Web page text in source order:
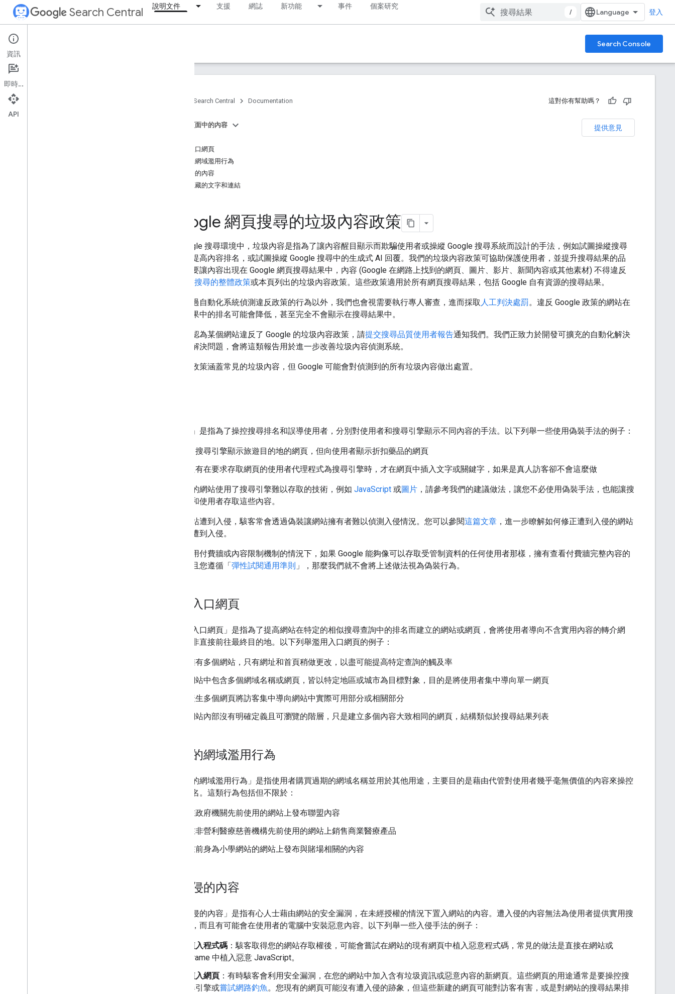
Search Central 說明文件 支援 網誌 新功能 事件 個案研究
/ 登入
Documentation Search Console
簡介
Search Central Documentation 這對你有幫助嗎？
提供意見
這個頁面中的內容
濫用入口網頁
過期的網域濫用行為
遭入侵的內容
濫用隱藏的文字和連結
Google 網頁搜尋的垃圾內容政策
在 Google 搜尋環境中，垃圾內容是指為了讓內容醒目顯示而欺騙使用者或操縱 Google 搜尋系統而設計的手法，例如試圖操縱搜尋
系統以提高內容排名，或試圖操縱 Google 搜尋中的生成式 AI 回覆。我們的垃圾內容政策可協助保護使用者，並提升搜尋結果的品
質。如要讓內容出現在 Google 網頁搜尋結果中，內容 (Google 在網路上找到的網頁、圖片、影片、新聞內容或其他素材) 不得違反
Google 搜尋的整體政策或本頁列出的垃圾內容政策。這些政策適用於所有網頁搜尋結果，包括 Google 自有資源的搜尋結果。
除了透過自動化系統偵測違反政策的行為以外，我們也會視需要執行專人審查，進而採取 人工判決處罰。違反 Google 政策的網站在
搜尋結果中的排名可能會降低，甚至完全不會顯示在搜尋結果中。
如果您認為某個網站違反了 Google 的垃圾內容政策，請提交搜尋品質使用者報告通知我們。我們正致力於開發可擴充的自動化解決
方案來解決問題，會將這類報告用於進一步改善垃圾內容偵測系統。
我們的政策涵蓋常見的垃圾內容，但 Google 可能會對偵測到的所有垃圾內容做出處置。
「偽裝」是指為了操控搜尋排名和誤導使用者，分別對使用者和搜尋引擎顯示不同內容的手法。以下列舉一些使用偽裝手法的例子：
向搜尋引擎顯示旅遊目的地的網頁，但向使用者顯示折扣藥品的網頁
只有在要求存取網頁的使用者代理程式為搜尋引擎時，才在網頁中插入文字或關鍵字，如果是真人訪客卻不會這麼做
如果您的網站使用了搜尋引擎難以存取的技術，例如 JavaScript 或圖片 ，請參考我們的建議做法，讓您不必使用偽裝手法，也能讓搜
尋引擎和使用者存取這些內容。
如果網站遭到入侵，駭客常會透過偽裝讓網站擁有者難以偵測入侵情況。您可以參閱這篇文章 ，進一步瞭解如何修正遭到入侵的網站
和避免遭到入侵。
在您採用付費牆或內容限制機制的情況下，如果 Google 能夠像可以存取受管制資料的任何使用者那樣，擁有查看付費牆完整內容的
權限，且您遵循「彈性試閱通用準則 」，那麼我們就不會將上述做法視為偽裝行為。
濫用入口網頁
「濫用入口網頁」是指為了提高網站在特定的相似搜尋查詢中的排名而建立的網站或網頁，會將使用者導向不含實用內容的轉介網
頁，而非直接前往最終目的地。以下列舉濫用入口網頁的例子：
擁有多個網站，只有網址和首頁稍做更改，以盡可能提高特定查詢的觸及率
網站中包含多個網域名稱或網頁，皆以特定地區或城市為目標對象，目的是將使用者集中導向單一網頁
產生多個網頁將訪客集中導向網站中實際可用部分或相關部分
網站內部沒有明確定義且可瀏覽的階層，只是建立多個內容大致相同的網頁，結構類似於搜尋結果列表
過期的網域濫用行為
「過期的網域濫用行為」是指使用者購買過期的網域名稱並用於其他用途，主要目的是藉由代管對使用者幾乎毫無價值的內容來操控
搜尋排名。這類行為包括但不限於：
在政府機關先前使用的網站上發布聯盟內容
在非營利醫療慈善機構先前使用的網站上銷售商業醫療產品
在前身為小學網站的網站上發布與賭場相關的內容
遭入侵的內容
「遭入侵的內容」是指有心人士藉由網站的安全漏洞，在未經授權的情況下置入網站的內容。遭入侵的內容無法為使用者提供實用搜
尋結果，而且有可能會在使用者的電腦中安裝惡意內容。以下列舉一些入侵手法的例子：
植入程式碼 ：駭客取得您的網站存取權後，可能會嘗試在網站的現有網頁中植入惡意程式碼，常見的做法是直接在網站或
iframe 中植入惡意 JavaScript。
植入網頁 ：有時駭客會利用安全漏洞，在您的網站中加入含有垃圾資訊或惡意內容的新網頁。這些網頁的用途通常是要操控搜
尋引擎或嘗試網路釣魚。您現有的網頁可能沒有遭入侵的跡象，但這些新建的網頁可能對訪客有害，或是對網站的搜尋結果排
資訊
即時通訊
API